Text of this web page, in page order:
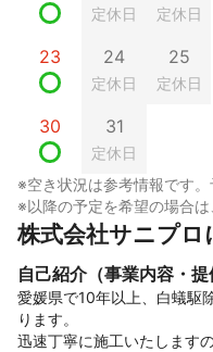
定休日 定休日
23 24
定休日
25
定休日
30 31
定休日
※空き状況は参考情報です。
※以降の予定を希望の場合は
株式会社サニプロ
自己紹介（事業内容・提
愛媛県で10年以上、白蟻駆
ります。
迅速丁寧に施工いたします